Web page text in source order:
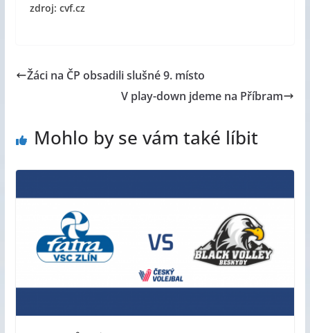
zdroj: cvf.cz
Žáci na ČP obsadili slušné 9. místo
V play-down jdeme na Příbram
Mohlo by se vám také líbit